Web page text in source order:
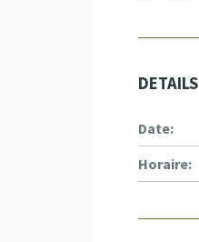
DETAILS
Date:
Horaire: